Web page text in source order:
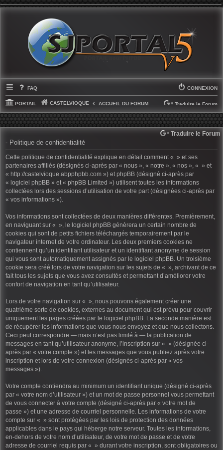
FAQ CONNEXION
PORTAIL CASTELVIOQUE ACCUEIL DU FORUM
Traduire le Forum
SELECT LANGUAGE ▼
Traduire le Forum
- Politique de confidentialité
Cette politique de confidentialité explique en détail comment « » et ses
partenaires affiliés (désignés ci-après par « nous », « notre », « nos », « » et
« http://castelvioque.abpphpbb.com ») et phpBB (désigné ci-après par
« logiciel phpBB » et « phpBB Limited ») utilisent toutes les informations
collectées lors des sessions d’utilisation de votre part (désignées ci-après par
« vos informations »).
Vos informations sont collectées de deux manières différentes. Premièrement,
en naviguant sur « », le logiciel phpBB génèrera un certain nombre de
cookies qui sont de petits fichiers téléchargés temporairement par le
navigateur internet de votre ordinateur. Les deux premiers cookies ne
contiennent qu’un identifiant utilisateur et un identifiant anonyme de session
qui vous sont automatiquement assignés par le logiciel phpBB. Un troisième
cookie sera créé lors de votre navigation sur les sujets de « », archivant de ce
fait tous les sujets que vous avez consultés et permettant d’améliorer votre
confort de navigation en tant qu’utilisateur.
Lors de votre navigation sur « », nous pouvons également créer une
quatrième sorte de cookies, externes au document qui est prévu pour couvrir
uniquement les pages créées par le logiciel phpBB. La seconde manière est
de récupérer les informations que vous nous envoyez et que nous collectons.
Ceci peut correspondre — mais n’est pas limité à — la publication de
messages en tant qu’utilisateur anonyme, l’inscription sur « » (désignée ci-
après par « votre compte ») et les messages que vous publiez après votre
inscription et lors de votre connexion (désignés ci-après par « vos
messages »).
Votre compte contiendra au minimum un identifiant unique (désigné ci-après
par « votre nom d’utilisateur ») et un mot de passe personnel vous permettant
de vous connecter à votre compte (désigné ci-après par « votre mot de
passe ») et une adresse de courriel personnelle. Les informations de votre
compte sur « » sont protégées par les lois de protection des données
applicables dans le pays qui héberge notre serveur. Toutes les informations,
en-dehors de votre nom d’utilisateur, de votre mot de passe et de votre
adresse de courriel requis par « » durant votre inscription, sont obligatoires ou